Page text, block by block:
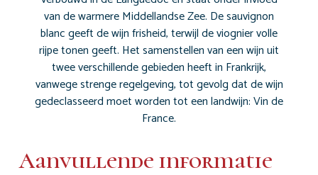
van de warmere Middellandse Zee. De sauvignon
blanc geeft de wijn frisheid, terwijl de viognier volle
rijpe tonen geeft. Het samenstellen van een wijn uit
twee verschillende gebieden heeft in Frankrijk,
vanwege strenge regelgeving, tot gevolg dat de wijn
gedeclasseerd moet worden tot een landwijn: Vin de
France.
Aanvullende informatie